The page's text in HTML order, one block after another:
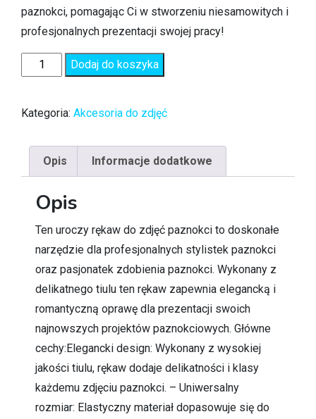
paznokci, pomagając Ci w stworzeniu niesamowitych i
profesjonalnych prezentacji swojej pracy!
Dodaj do koszyka
Kategoria: Akcesoria do zdjęć
Opis Informacje dodatkowe
Opis
Ten uroczy rękaw do zdjęć paznokci to doskonałe
narzędzie dla profesjonalnych stylistek paznokci
oraz pasjonatek zdobienia paznokci. Wykonany z
delikatnego tiulu ten rękaw zapewnia elegancką i
romantyczną oprawę dla prezentacji swoich
najnowszych projektów paznokciowych. Główne
cechy:Elegancki design: Wykonany z wysokiej
jakości tiulu, rękaw dodaje delikatności i klasy
każdemu zdjęciu paznokci. – Uniwersalny
rozmiar: Elastyczny materiał dopasowuje się do